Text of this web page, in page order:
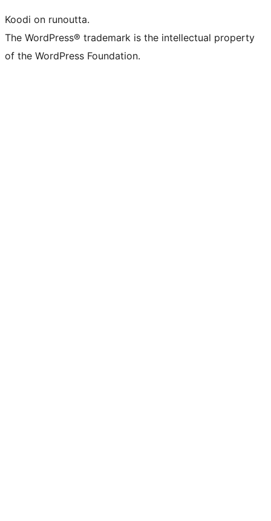
Koodi on runoutta.
The WordPress® trademark is the intellectual property
of the WordPress Foundation.